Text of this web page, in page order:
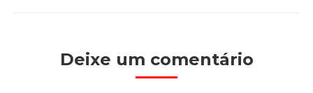
Deixe um comentário